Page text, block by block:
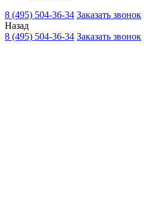
8 (495) 504-36-34 Заказать звонок
Назад
8 (495) 504-36-34 Заказать звонок